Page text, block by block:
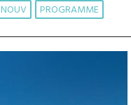
NOUV PROGRAMME